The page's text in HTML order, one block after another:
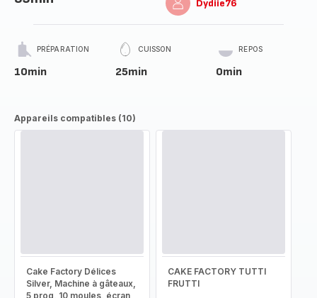
Dydiie76
PRÉPARATION
10min
CUISSON
25min
REPOS
0min
Appareils compatibles (10)
Cake Factory Délices
Silver, Machine à gâteaux,
5 prog, 10 moules, écran
CAKE FACTORY TUTTI
FRUTTI